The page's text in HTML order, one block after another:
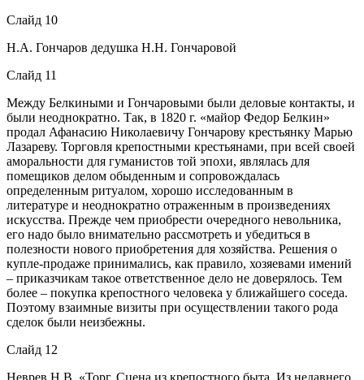
Слайд 10
Н.А. Гончаров дедушка Н.Н. Гончаровой
Слайд 11
Между Белкиными и Гончаровыми были деловые контакты, и
были неоднократно. Так, в 1820 г. «майор Федор Белкин»
продал Афанасию Николаевичу Гончарову крестьянку Марью
Лазареву. Торговля крепостными крестьянами, при всей своей
аморальности для гуманистов той эпохи, являлась для
помещиков делом обыденным и сопровождалась
определенным ритуалом, хорошо исследованным в
литературе и неоднократно отраженным в произведениях
искусства. Прежде чем приобрести очередного невольника,
его надо было внимательно рассмотреть и убедиться в
полезности нового приобретения для хозяйства. Решения о
купле-продаже принимались, как правило, хозяевами имений
– приказчикам такое ответственное дело не доверялось. Тем
более – покупка крепостного человека у ближайшего соседа.
Поэтому взаимные визиты при осуществлении такого рода
сделок были неизбежны.
Слайд 12
Неврев Н.В. «Торг. Сцена из крепостного быта. Из недавнего